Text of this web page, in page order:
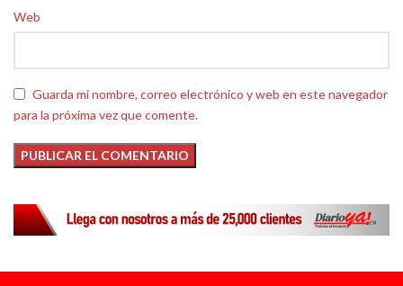
Web
Guarda mi nombre, correo electrónico y web en este navegador
para la próxima vez que comente.